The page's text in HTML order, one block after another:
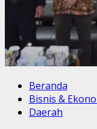
Beranda
Bisnis &
Daerah